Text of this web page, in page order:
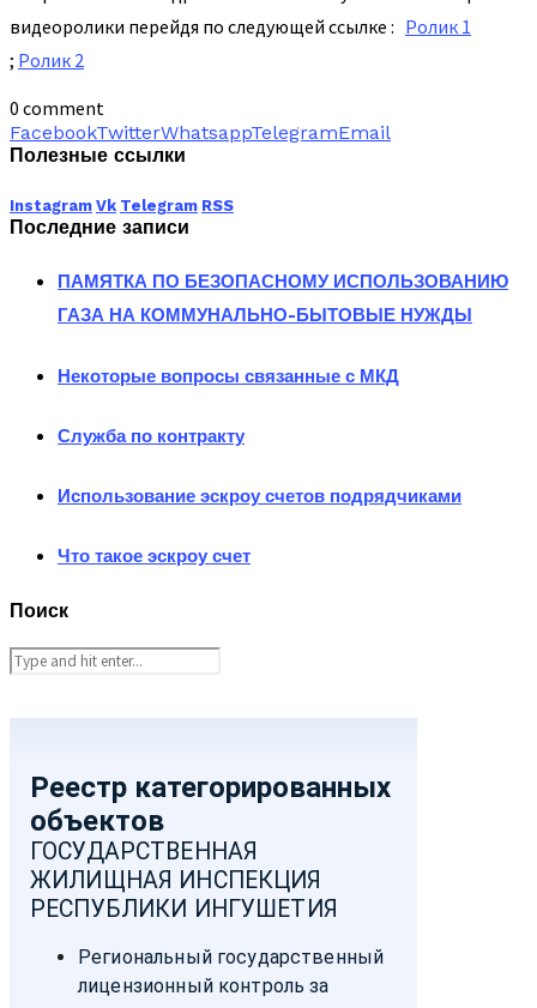
видеоролики перейдя по следующей ссылке : Ролик 1
; Ролик 2
0 comment
FacebookTwitterWhatsappTelegramEmail
Полезные ссылки
Instagram Vk Telegram RSS
Последние записи
ПАМЯТКА ПО БЕЗОПАСНОМУ ИСПОЛЬЗОВАНИЮ
ГАЗА НА КОММУНАЛЬНО-БЫТОВЫЕ НУЖДЫ
Некоторые вопросы связанные с МКД
Служба по контракту
Использование эскроу счетов подрядчиками
Что такое эскроу счет
Поиск